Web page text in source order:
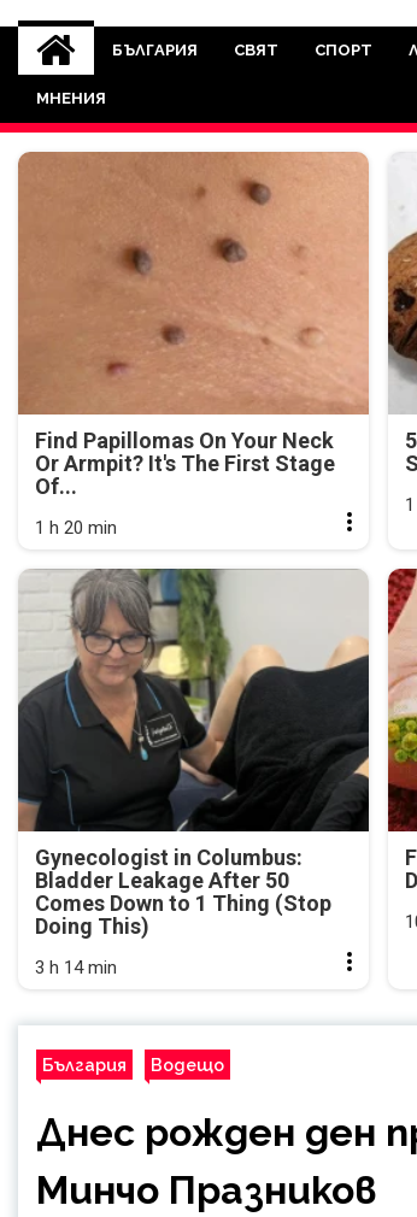
novinite-
Novinite-dnesbg.eu е
Света. Новините,
между медията и
БЪЛГАРИЯ СВЯТ СПОРТ
МНЕНИЯ
Find Papillomas On Your Neck
Or Armpit? It's The First Stage
Of...
1 h 20 min
Gynecologist in Columbus:
Bladder Leakage After 50
Comes Down to 1 Thing (Stop
Doing This)
3 h 14 min
България Водещо
Днес рожден ден
Минчо Празников